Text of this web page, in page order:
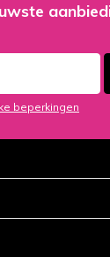
beperkingen